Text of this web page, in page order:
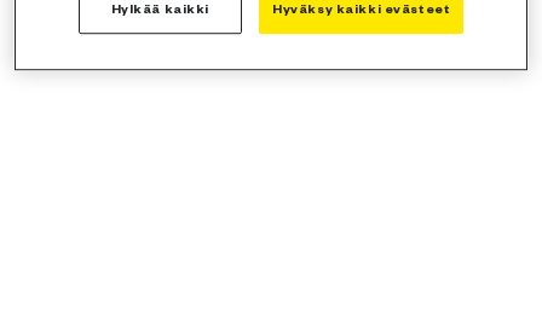
Hylkää kaikki Hyväksy kaikki evästeet